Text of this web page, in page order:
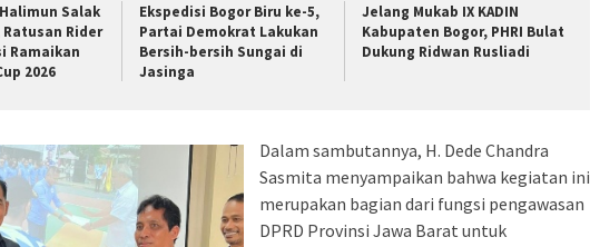
Salak
Rider
Ramaikan
2026
Ekspedisi Bogor Biru ke-5,
Partai Demokrat Lakukan
Bersih-bersih Sungai di
Jasinga
Jelang Mukab IX KADIN
Kabupaten Bogor, PHRI Bulat
Dukung Ridwan Rusliadi
Dalam sambutannya, H. Dede Chandra
Sasmita menyampaikan bahwa kegiatan ini
merupakan bagian dari fungsi pengawasan
DPRD Provinsi Jawa Barat untuk